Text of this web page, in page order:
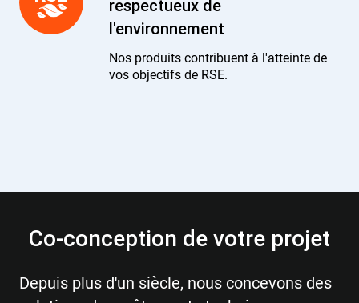
respectueux de
l'environnement
Nos produits contribuent à l'atteinte de
vos objectifs de RSE.
Co-conception de votre projet
Depuis plus d'un siècle, nous concevons des